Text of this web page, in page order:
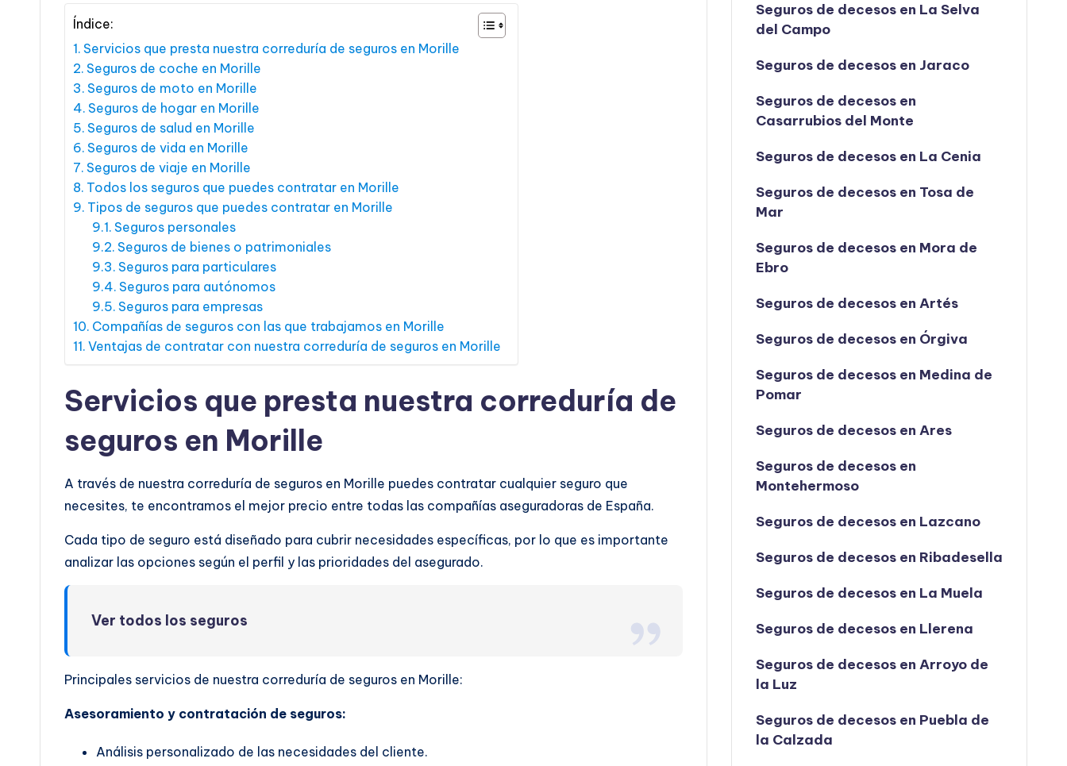
Índice:
Servicios que presta nuestra correduría de seguros en Morille
Seguros de coche en Morille
Seguros de moto en Morille
Seguros de hogar en Morille
Seguros de salud en Morille
Seguros de vida en Morille
Seguros de viaje en Morille
Todos los seguros que puedes contratar en Morille
Tipos de seguros que puedes contratar en Morille
Seguros personales
Seguros de bienes o patrimoniales
Seguros para particulares
Seguros para autónomos
Seguros para empresas
Compañías de seguros con las que trabajamos en Morille
Ventajas de contratar con nuestra correduría de seguros en Morille
Servicios que presta nuestra correduría de
seguros en Morille
A través de nuestra correduría de seguros en Morille puedes contratar cualquier seguro que
necesites, te encontramos el mejor precio entre todas las compañías aseguradoras de España.
Cada tipo de seguro está diseñado para cubrir necesidades específicas, por lo que es importante
analizar las opciones según el perfil y las prioridades del asegurado.
Ver todos los seguros
Principales servicios de nuestra correduría de seguros en Morille:
Asesoramiento y contratación de seguros:
Análisis personalizado de las necesidades del cliente.
Seguros de decesos en La Selva
del Campo
Seguros de decesos en Jaraco
Seguros de decesos en
Casarrubios del Monte
Seguros de decesos en La Cenia
Seguros de decesos en Tosa de
Mar
Seguros de decesos en Mora de
Ebro
Seguros de decesos en Artés
Seguros de decesos en Órgiva
Seguros de decesos en Medina de
Pomar
Seguros de decesos en Ares
Seguros de decesos en
Montehermoso
Seguros de decesos en Lazcano
Seguros de decesos en Ribadesella
Seguros de decesos en La Muela
Seguros de decesos en Llerena
Seguros de decesos en Arroyo de
la Luz
Seguros de decesos en Puebla de
la Calzada